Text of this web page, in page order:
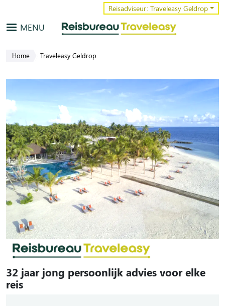
Overslaan en naar de inhoud gaan
MENU
Reisadviseur: Traveleasy Geldrop
Home Traveleasy Geldrop
32 jaar jong persoonlijk advies voor elke
reis